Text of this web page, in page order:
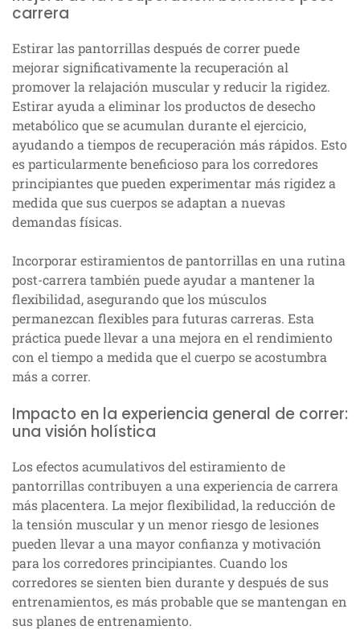
carrera
Estirar las pantorrillas después de correr puede
mejorar significativamente la recuperación al
promover la relajación muscular y reducir la rigidez.
Estirar ayuda a eliminar los productos de desecho
metabólico que se acumulan durante el ejercicio,
ayudando a tiempos de recuperación más rápidos. Esto
es particularmente beneficioso para los corredores
principiantes que pueden experimentar más rigidez a
medida que sus cuerpos se adaptan a nuevas
demandas físicas.
Incorporar estiramientos de pantorrillas en una rutina
post-carrera también puede ayudar a mantener la
flexibilidad, asegurando que los músculos
permanezcan flexibles para futuras carreras. Esta
práctica puede llevar a una mejora en el rendimiento
con el tiempo a medida que el cuerpo se acostumbra
más a correr.
Impacto en la experiencia general de correr:
una visión holística
Los efectos acumulativos del estiramiento de
pantorrillas contribuyen a una experiencia de carrera
más placentera. La mejor flexibilidad, la reducción de
la tensión muscular y un menor riesgo de lesiones
pueden llevar a una mayor confianza y motivación
para los corredores principiantes. Cuando los
corredores se sienten bien durante y después de sus
entrenamientos, es más probable que se mantengan en
sus planes de entrenamiento.